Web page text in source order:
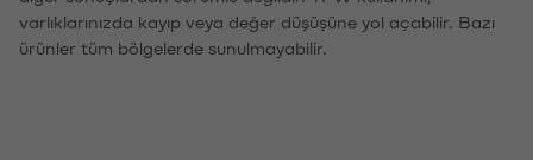
varlıklarınızda kayıp veya değer düşüşüne yol açabilir. Bazı
ürünler tüm bölgelerde sunulmayabilir.